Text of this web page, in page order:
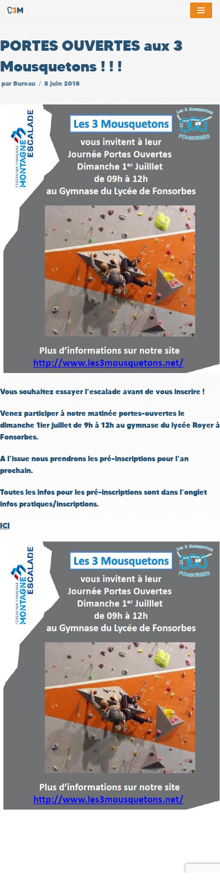
au
contenu
PORTES OUVERTES aux 3
Mousquetons ! ! !
par Bureau 8 juin 2018
Vous souhaitez essayer l’escalade avant de vous inscrire !
Venez participer à notre matinée portes-ouvertes le
dimanche 1ier juillet de 9h à 12h au gymnase du lycée Royer à
Fonsorbes.
A l’issue nous prendrons les pré-inscriptions pour l’an
prochain.
Toutes les infos pour les pré-inscriptions sont dans l’onglet
infos pratiques/inscriptions.
ICI